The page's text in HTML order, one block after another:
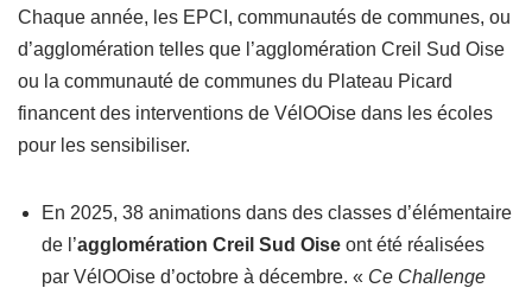
Chaque année, les EPCI, communautés de communes, ou
d’agglomération telles que l’agglomération Creil Sud Oise
ou la communauté de communes du Plateau Picard
financent des interventions de VélOOise dans les écoles
pour les sensibiliser.
En 2025, 38 animations dans des classes d’élémentaire
de l’agglomération Creil Sud Oise ont été réalisées
par VélOOise d’octobre à décembre. « Ce Challenge